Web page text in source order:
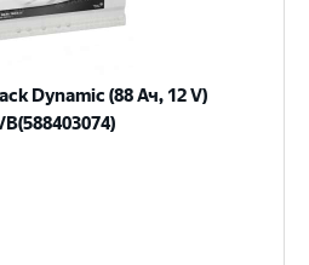
Dynamic (88 Ач, 12 V)